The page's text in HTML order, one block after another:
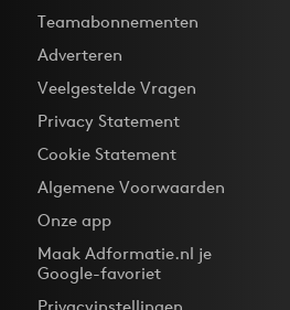
Teamabonnementen
Adverteren
Veelgestelde Vragen
Privacy Statement
Cookie Statement
Algemene Voorwaarden
Onze app
Maak Adformatie.nl je
Google-favoriet